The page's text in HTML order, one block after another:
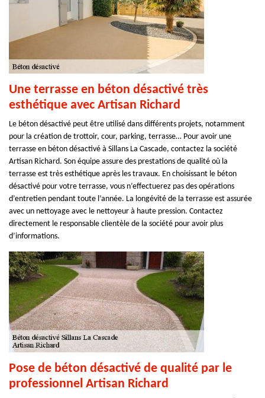
Une terrasse en béton désactivé très
esthétique avec Artisan Richard
Le béton désactivé peut être utilisé dans différents projets, notamment
pour la création de trottoir, cour, parking, terrasse… Pour avoir une
terrasse en béton désactivé à Sillans La Cascade, contactez la société
Artisan Richard. Son équipe assure des prestations de qualité où la
terrasse est très esthétique après les travaux. En choisissant le béton
désactivé pour votre terrasse, vous n’effectuerez pas des opérations
d’entretien pendant toute l’année. La longévité de la terrasse est assurée
avec un nettoyage avec le nettoyeur à haute pression. Contactez
directement le responsable clientèle de la société pour avoir plus
d’informations.
Pose de béton désactivé de qualité par le
professionnel Artisan Richard